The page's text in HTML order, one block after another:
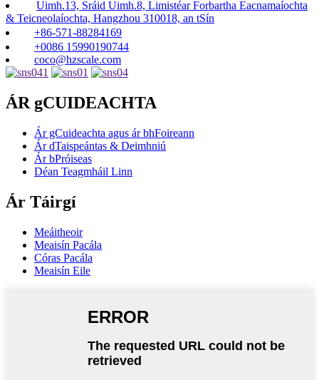
Uimh.13, Sráid Uimh.8, Limistéar Forbartha Eacnamaíochta
& Teicneolaíochta, Hangzhou 310018, an tSín
+86-571-88284169
+0086 15990190744
coco@hzscale.com
ÁR gCUIDEACHTA
Ár gCuideachta agus ár bhFoireann
Ár dTaispeántas & Deimhniú
Ár bPróiseas
Déan Teagmháil Linn
Ár Táirgí
Meáitheoir
Meaisín Pacála
Córas Pacála
Meaisín Eile